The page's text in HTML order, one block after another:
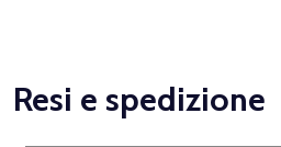
Resi e spedizione